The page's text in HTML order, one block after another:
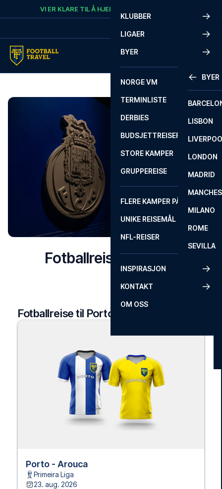
Skip to contentVI ER KLARE TIL Å HJELPE
KLUBBER
LIGAER
BYER
BYER
LISBON
LONDON
MADRID
MILANO
ROME
SEVILLA
NORGE VM
TERMINLISTE
DERBIES
BUDSJETTREISER
STORE KAMPER
GRUPPEREISE
FLERE KAMPER PÅ ÉN REISE
UNIKE REISEMÅL
NFL-REISER
INSPIRASJON
KONTAKT
OM OSS
Fotballreise til Porto
Fotballreise til Porto
Porto - Arouca
Primeira Liga
23. aug. 2026